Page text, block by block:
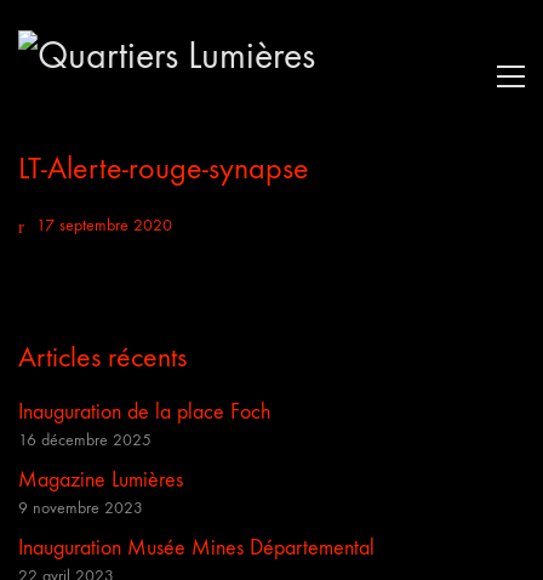
LT-Alerte-rouge-synapse
17 septembre 2020
Articles récents
Inauguration de la place Foch
16 décembre 2025
Magazine Lumières
9 novembre 2023
Inauguration Musée Mines Départemental
22 avril 2023